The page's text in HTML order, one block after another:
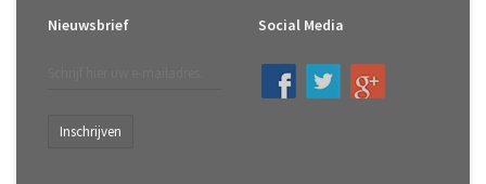
Nieuwsbrief
Inschrijven
Social Media